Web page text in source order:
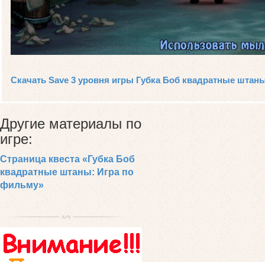
Скачать Save 3 уровня игры Губка Боб квадратные
Другие материалы по
игре:
Страница квеста «Губка Боб
квадратные штаны: Игра по
фильму»